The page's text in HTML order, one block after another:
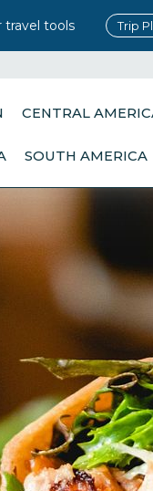
travel tools Trip
CENTRAL
SOUTH AMERICA